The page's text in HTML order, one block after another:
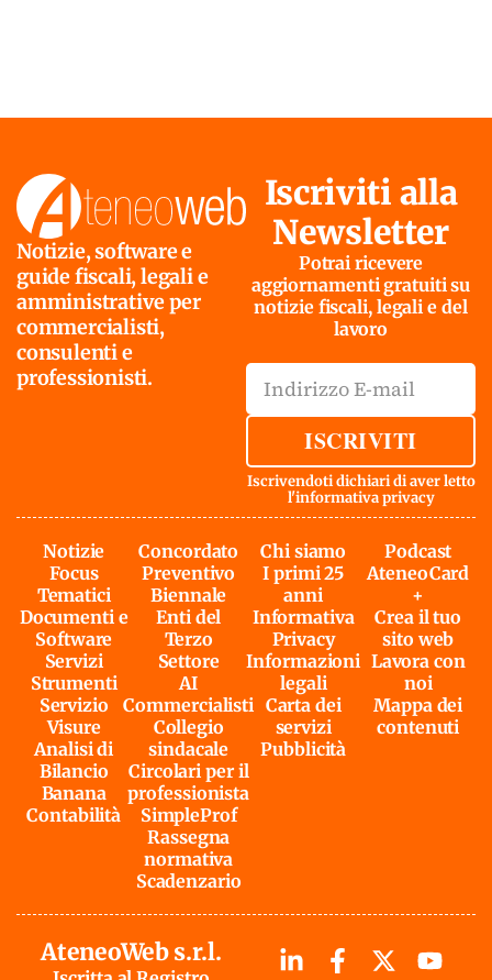
Notizie, software e
guide fiscali, legali e
amministrative per
commercialisti,
consulenti e
professionisti.
Iscriviti alla
Newsletter
Potrai ricevere
aggiornamenti gratuiti su
notizie fiscali, legali e del
lavoro
ISCRIVITI
Iscrivendoti dichiari di aver letto
l'informativa privacy
Notizie
Focus
Tematici
Documenti e
Software
Servizi
Strumenti
Servizio
Visure
Analisi di
Bilancio
Banana
Contabilità
Concordato
Preventivo
Biennale
Enti del
Terzo
Settore
AI
Commercialisti
Collegio
sindacale
Circolari per il
professionista
SimpleProf
Rassegna
normativa
Scadenzario
Chi siamo
I primi 25
anni
Informativa
Privacy
Informazioni
legali
Carta dei
servizi
Pubblicità
Podcast
AteneoCard
+
Crea il tuo
sito web
Lavora con
noi
Mappa dei
contenuti
AteneoWeb s.r.l.